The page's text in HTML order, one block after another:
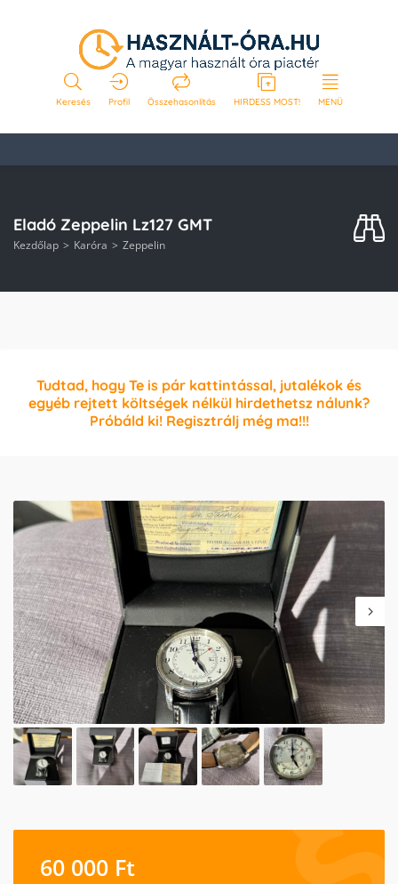
Keresés Profil Összehasonlítás HIRDESS MOST! MENÜ
Eladó Zeppelin Lz127 GMT
Kezdőlap Karóra Zeppelin
Tudtad, hogy Te is pár kattintással, jutalékok és
egyéb rejtett költségek nélkül hirdethetsz nálunk?
Próbáld ki! Regisztrálj még ma!!!
60 000 Ft